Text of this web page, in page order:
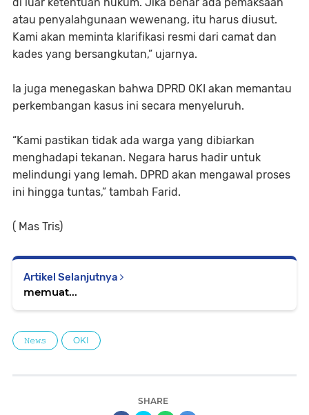
atau penyalahgunaan wewenang, itu harus diusut.
Kami akan meminta klarifikasi resmi dari camat dan
kades yang bersangkutan,” ujarnya.
Ia juga menegaskan bahwa DPRD OKI akan memantau
perkembangan kasus ini secara menyeluruh.
“Kami pastikan tidak ada warga yang dibiarkan
menghadapi tekanan. Negara harus hadir untuk
melindungi yang lemah. DPRD akan mengawal proses
ini hingga tuntas,” tambah Farid.
( Mas Tris)
Artikel Selanjutnya
memuat...
𝙽𝚎𝚠𝚜 OKI
SHARE